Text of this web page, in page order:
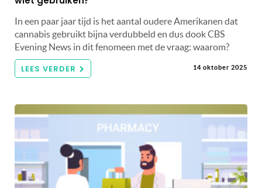
In een paar jaar tijd is het aantal oudere Amerikanen dat
cannabis gebruikt bijna verdubbeld en dus dook CBS
Evening News in dit fenomeen met de vraag: waarom?
LEES VERDER 14 oktober 2025